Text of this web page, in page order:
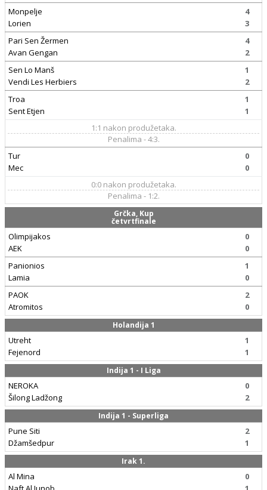
Monpelje
Lorien
4
3
Pari Sen Žermen
Avan Gengan
4
2
Sen Lo Manš
Vendi Les Herbiers
1
2
Troa
Sent Etjen
1
1
1:1 nakon produžetaka.
Penalima - 4:3.
Tur
Mec
0
0
0:0 nakon produžetaka.
Penalima - 1:2.
Grčka, Kup
četvrtfinale
Olimpijakos
AEK
0
0
Panionios
Lamia
1
0
PAOK
Atromitos
2
0
Holandija 1
Utreht
Fejenord
1
1
Indija 1 - I Liga
NEROKA
Šilong Ladžong
0
2
Indija 1 - Superliga
Pune Siti
Džamšedpur
2
1
Irak 1.
Al Mina
0